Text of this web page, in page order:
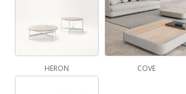
HERON COVE